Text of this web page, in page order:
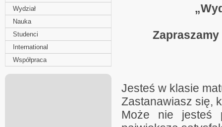
Wydział
Nauka
Studenci
International
Współpraca
Jesteś w klasie
Zastanawiasz się,
Może nie jesteś